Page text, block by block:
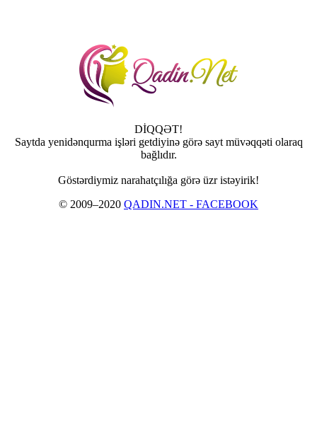
DİQQƏT!
Saytda yenidənqurma işləri getdiyinə görə sayt müvəqqəti olaraq
bağlıdır.
Göstərdiymiz narahatçılığa görə üzr istəyirik!
© 2009–2020 QADIN.NET - FACEBOOK